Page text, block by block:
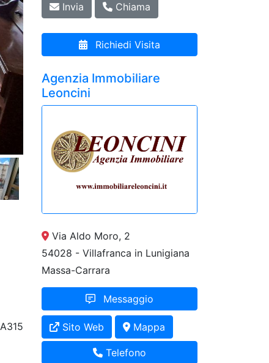
A315
Invia Chiama
Richiedi Visita
Agenzia Immobiliare
Leoncini
Via Aldo Moro, 2
54028 - Villafranca in Lunigiana
Massa-Carrara
Messaggio
Sito Web Mappa
Telefono